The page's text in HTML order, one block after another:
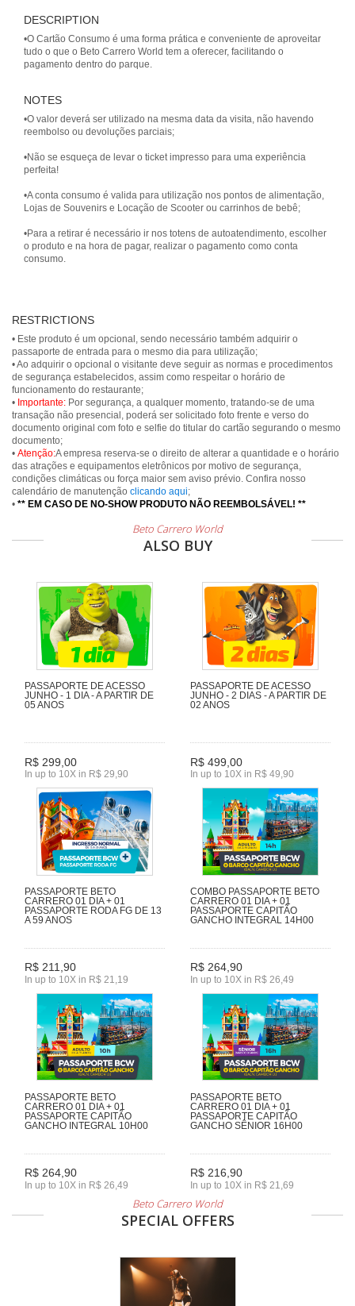
DESCRIPTION
•O Cartão Consumo é uma forma prática e conveniente de aproveitar
tudo o que o Beto Carrero World tem a oferecer, facilitando o
NOTES
•O valor deverá ser utilizado na mesma data da visita, não havendo
reembolso ou devoluções parciais;
•Não se esqueça de levar o ticket impresso para uma experiência
perfeita!
•A conta consumo é valida para utilização nos pontos de alimentação,
Lojas de Souvenirs e Locação de Scooter ou carrinhos de bebê;
•Para a retirar é necessário ir nos totens de autoatendimento, escolher
o produto e na hora de pagar, realizar o pagamento como conta
consumo.
RESTRICTIONS
• Este produto é um opcional, sendo necessário também adquirir o
passaporte de entrada para o mesmo dia para utilização;
• Ao adquirir o opcional o visitante deve seguir as normas e procedimentos
de segurança estabelecidos, assim como respeitar o horário de
funcionamento do restaurante;
• Importante: Por segurança, a qualquer momento, tratando-se de uma
transação não presencial, poderá ser solicitado foto frente e verso do
documento original com foto e selfie do titular do cartão segurando o mesmo
documento;
• Atenção:A empresa reserva-se o direito de alterar a quantidade e o horário
das atrações e equipamentos eletrônicos por motivo de segurança,
condições climáticas ou força maior sem aviso prévio. Confira nosso
calendário de manutenção clicando aqui;
• ** EM CASO DE NO-SHOW PRODUTO NÃO REEMBOLSÁVEL! **
Beto Carrero World
ALSO BUY
PASSAPORTE DE ACESSO
JUNHO - 1 DIA - A PARTIR DE
05 ANOS
R$ 299,00
In up to 10X in R$ 29,90
PASSAPORTE DE ACESSO
JUNHO - 2 DIAS - A PARTIR DE
02 ANOS
R$ 499,00
In up to 10X in R$ 49,90
PASSAPORTE BETO
CARRERO 01 DIA + 01
PASSAPORTE RODA FG DE 13
A 59 ANOS
R$ 211,90
In up to 10X in R$ 21,19
COMBO PASSAPORTE BETO
CARRERO 01 DIA + 01
PASSAPORTE CAPITÃO
GANCHO INTEGRAL 14H00
R$ 264,90
In up to 10X in R$ 26,49
PASSAPORTE BETO
CARRERO 01 DIA + 01
PASSAPORTE CAPITÃO
GANCHO INTEGRAL 10H00
R$ 264,90
In up to 10X in R$ 26,49
PASSAPORTE BETO
CARRERO 01 DIA + 01
PASSAPORTE CAPITÃO
GANCHO SÊNIOR 16H00
R$ 216,90
In up to 10X in R$ 21,69
Beto Carrero World
SPECIAL OFFERS